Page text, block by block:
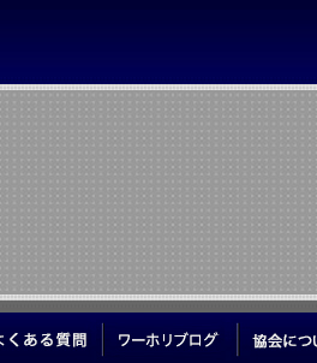
ミナー ワーホリブログ